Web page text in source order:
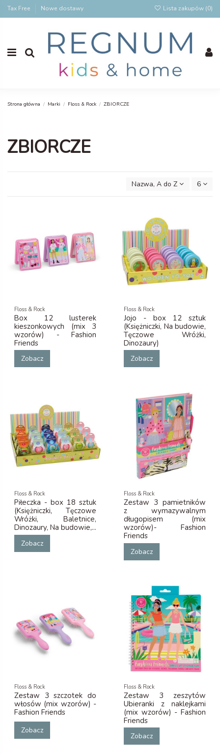
Tax Free Nowe dostawy Lista zakupów (0)
Strona główna Marki Floss & Rock ZBIORCZE
ZBIORCZE
Nazwa, A do Z 6
Floss & Rock
Box 12 lusterek
kieszonkowych (mix 3
wzorów) - Fashion
Friends
Zobacz
Floss & Rock
Jojo - box 12 sztuk
(Księżniczki, Na budowie,
Tęczowe Wróżki,
Dinozaury)
Zobacz
Floss & Rock
Piłeczka - box 18 sztuk
(Księżniczki, Tęczowe
Wróżki, Baletnice,
Dinozaury, Na budowie,...
Zobacz
Floss & Rock
Zestaw 3 pamietników
z wymazywalnym
długopisem (mix
wzorów)- Fashion
Friends
Zobacz
Floss & Rock
Zestaw 3 szczotek do
włosów (mix wzorów) -
Fashion Friends
Zobacz
Floss & Rock
Zestaw 3 zeszytów
Ubieranki z naklejkami
(mix wzorów) - Fashion
Friends
Zobacz